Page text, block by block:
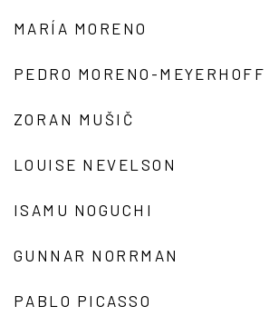
MARÍA MORENO
PEDRO MORENO-MEYERHOFF
ZORAN MUŠIČ
LOUISE NEVELSON
ISAMU NOGUCHI
GUNNAR NORRMAN
PABLO PICASSO